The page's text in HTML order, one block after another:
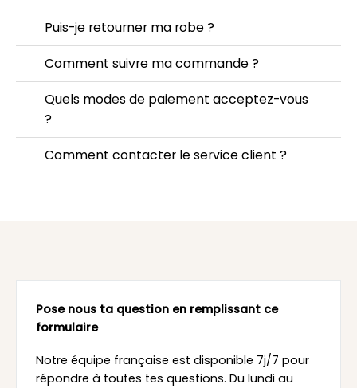
Puis-je retourner ma robe ?
Comment suivre ma commande ?
Quels modes de paiement acceptez-vous
?
Comment contacter le service client ?
Pose nous ta question en remplissant ce
formulaire
Notre équipe française est disponible 7j/7 pour
répondre à toutes tes questions. Du lundi au